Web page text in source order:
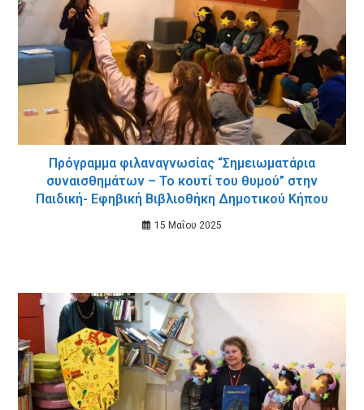
Πρόγραμμα φιλαναγνωσίας “Σημειωματάρια
συναισθημάτων – Το κουτί του θυμού” στην
Παιδική- Εφηβική Βιβλιοθήκη Δημοτικού Κήπου
15 Μαΐου 2025